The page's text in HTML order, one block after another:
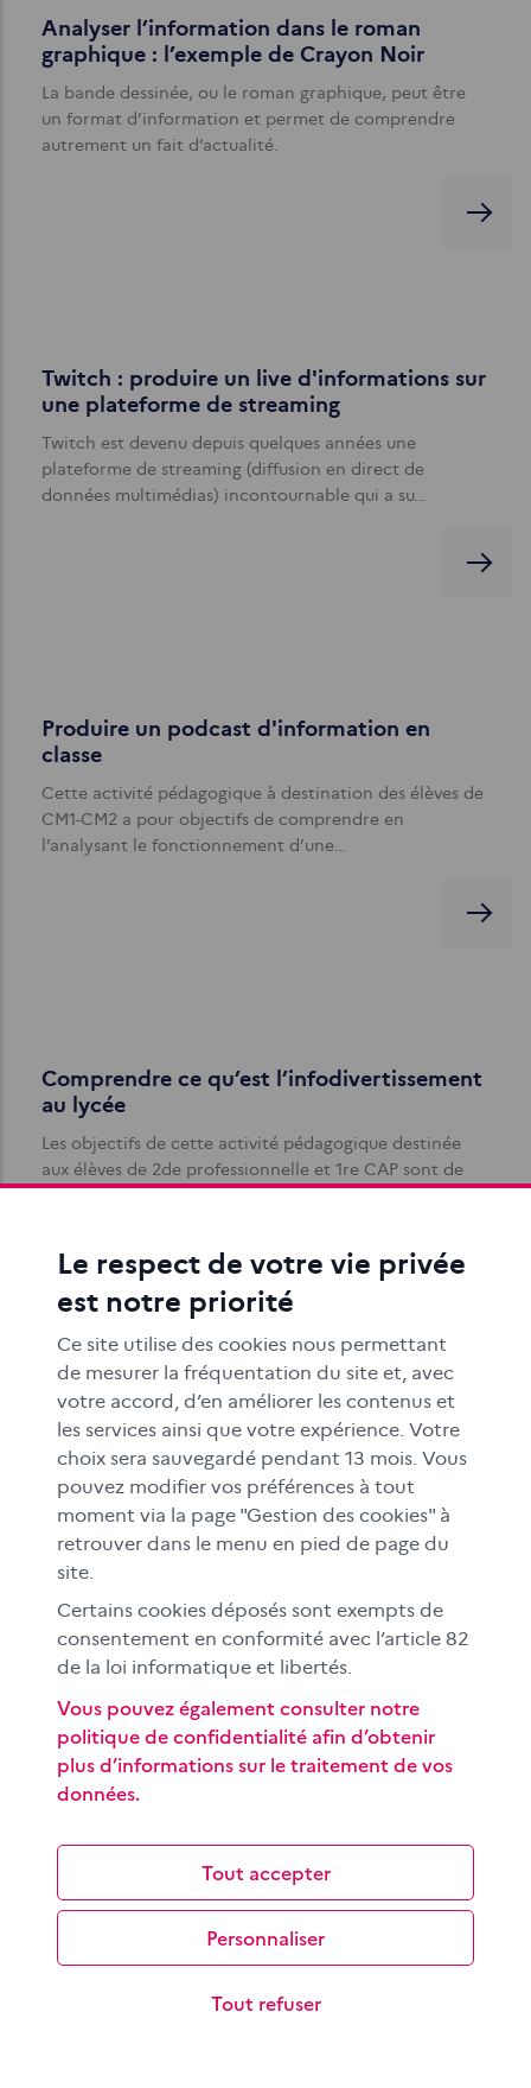
Analyser l’information dans le roman
graphique : l’exemple de Crayon Noir
La bande dessinée, ou le roman graphique, peut être
un format d’information et permet de comprendre
autrement un fait d’actualité.
Twitch : produire un live d'informations sur
une plateforme de streaming
Twitch est devenu depuis quelques années une
plateforme de streaming (diffusion en direct de
données multimédias) incontournable qui a su…
Produire un podcast d'information en
classe
Cette activité pédagogique à destination des élèves de
CM1-CM2 a pour objectifs de comprendre en
l’analysant le fonctionnement d’une…
Comprendre ce qu’est l’infodivertissement
au lycée
Les objectifs de cette activité pédagogique destinée
aux élèves de 2de professionnelle et 1re CAP sont de
comparer le traitement de l…
Découvrir ce qu’est l’infodivertissement en
primaire
L'objectif de cette activité pédagogique à destination
des élèves de CM1-CM2 est d'identifier les différences
dans le traitement de l…
L’infodivertissement, un genre hybride qui
malmène l’info ?
Si l’infodivertissement – un genre médiatique hybride
mêlant les codes de l’info et ceux du divertissement –
est ancien à la télévision,…
Le respect de votre vie privée
est notre priorité
Ce site utilise des cookies nous permettant
de mesurer la fréquentation du site et, avec
votre accord, d’en améliorer les contenus et
les services ainsi que votre expérience. Votre
choix sera sauvegardé pendant 13 mois. Vous
pouvez modifier vos préférences à tout
moment via la page "Gestion des cookies" à
retrouver dans le menu en pied de page du
site.
Certains cookies déposés sont exempts de
consentement en conformité avec l’article 82
de la loi informatique et libertés.
Tout accepter
Tout refuser
Personnaliser
Vous pouvez également consulter notre
politique de confidentialité afin d’obtenir
plus d’informations sur le traitement de vos
données.